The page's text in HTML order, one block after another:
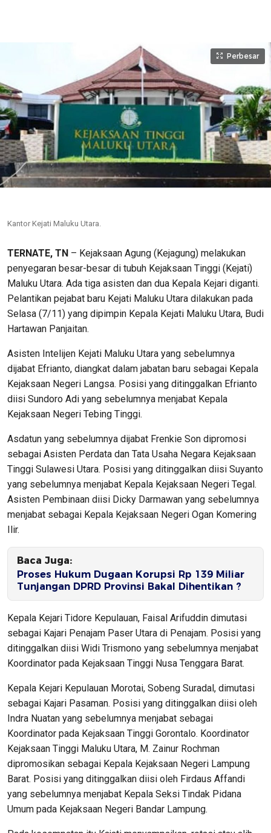
Perbesar
Kantor Kejati Maluku Utara.
TERNATE, TN – Kejaksaan Agung (Kejagung) melakukan
penyegaran besar-besar di tubuh Kejaksaan Tinggi (Kejati)
Maluku Utara. Ada tiga asisten dan dua Kepala Kejari diganti.
Pelantikan pejabat baru Kejati Maluku Utara dilakukan pada
Selasa (7/11) yang dipimpin Kepala Kejati Maluku Utara, Budi
Hartawan Panjaitan.
Asisten Intelijen Kejati Maluku Utara yang sebelumnya
dijabat Efrianto, diangkat dalam jabatan baru sebagai Kepala
Kejaksaan Negeri Langsa. Posisi yang ditinggalkan Efrianto
diisi Sundoro Adi yang sebelumnya menjabat Kepala
Kejaksaan Negeri Tebing Tinggi.
Asdatun yang sebelumnya dijabat Frenkie Son dipromosi
sebagai Asisten Perdata dan Tata Usaha Negara Kejaksaan
Tinggi Sulawesi Utara. Posisi yang ditinggalkan diisi Suyanto
yang sebelumnya menjabat Kepala Kejaksaan Negeri Tegal.
Asisten Pembinaan diisi Dicky Darmawan yang sebelumnya
menjabat sebagai Kepala Kejaksaan Negeri Ogan Komering
Ilir.
Baca Juga:
Proses Hukum Dugaan Korupsi Rp 139 Miliar
Tunjangan DPRD Provinsi Bakal Dihentikan ?
Kepala Kejari Tidore Kepulauan, Faisal Arifuddin dimutasi
sebagai Kajari Penajam Paser Utara di Penajam. Posisi yang
ditinggalkan diisi Widi Trismono yang sebelumnya menjabat
Koordinator pada Kejaksaan Tinggi Nusa Tenggara Barat.
Kepala Kejari Kepulauan Morotai, Sobeng Suradal, dimutasi
sebagai Kajari Pasaman. Posisi yang ditinggalkan diisi oleh
Indra Nuatan yang sebelumnya menjabat sebagai
Koordinator pada Kejaksaan Tinggi Gorontalo. Koordinator
Kejaksaan Tinggi Maluku Utara, M. Zainur Rochman
dipromosikan sebagai Kepala Kejaksaan Negeri Lampung
Barat. Posisi yang ditinggalkan diisi oleh Firdaus Affandi
yang sebelumnya menjabat Kepala Seksi Tindak Pidana
Umum pada Kejaksaan Negeri Bandar Lampung.